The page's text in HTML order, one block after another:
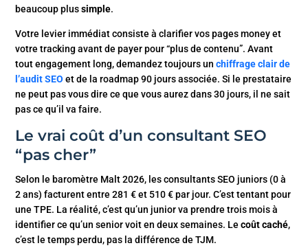
beaucoup plussimple.
Votre levier immédiat consiste à clarifier vos pages money et
votre tracking avant de payer pour “plus de contenu”. Avant
tout engagement long, demandez toujours unchiffrage clair de
l’audit SEO et de la roadmap 90 jours associée. Si le prestataire
ne peut pas vous dire ce que vous aurez dans 30 jours, il ne sait
pas ce qu’il va faire.
Le vrai coût d’un consultant SEO
“pas cher”
Selon le baromètre Malt 2026, les consultants SEO juniors (0 à
2 ans) facturent entre 281 € et 510 € par jour. C’est tentant pour
une TPE. La réalité, c’est qu’un junior va prendre trois mois à
identifier ce qu’un senior voit en deux semaines. Lecoût caché,
c’est le temps perdu, pas la différence de TJM.